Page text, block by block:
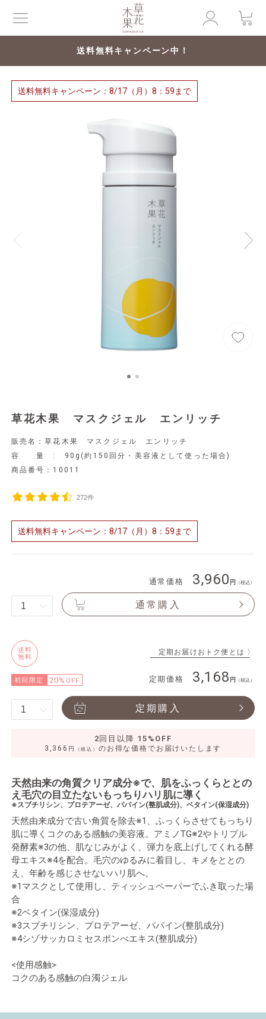
送料無料キャンペーン中！
送料無料キャンペーン：8/17（月）8：59まで
草花木果 マスクジェル エンリッチ
販売名：草花木果 マスクジェル エンリッチ
容 量 : 90g(約150回分・美容液として使った場合)
商品番号： 10011
272件
送料無料キャンペーン：8/17（月）8：59まで
通常価格 3,960 （税込）
通常購入
初回限定 20% OFF
定期お届けおトク便とは 〉
定期価格
送料
無料
3,168 （税込）
定期購入
2回目以降 15%OFF
3,366 円 （税込） のお得な価格でお届けいたします
天然由来の角質クリア成分※で、肌をふっくらととの
え毛穴の目立たないもっちりハリ肌に導く
※スブチリシン、プロテアーゼ、パパイン(整肌成分)、ベタイン(保湿成分)
天然由来成分で古い角質を除去※1、ふっくらさせてもっちり
肌に導くコクのある感触の美容液。アミノTG※2やトリプル
発酵素※3の他、肌なじみがよく、弾力を底上げしてくれる酵
母エキス※4を配合。毛穴のゆるみに着目し、キメをととの
え、年齢を感じさせないハリ肌へ。
※1マスクとして使用し、ティッシュペーパーでふき取った場
合
※2ベタイン(保湿成分)
※3スブチリシン、プロテアーゼ、パパイン(整肌成分)
※4シゾサッカロミセスポンべエキス(整肌成分)
<使用感触>
コクのある感触の白濁ジェル